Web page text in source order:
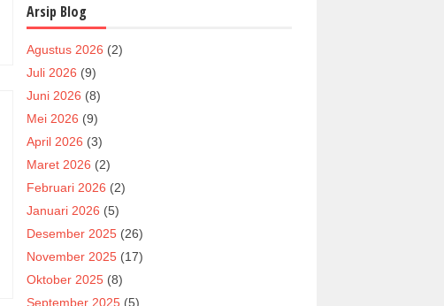
Arsip Blog
Agustus 2026 (2)
Juli 2026 (9)
Juni 2026 (8)
Mei 2026 (9)
April 2026 (3)
Maret 2026 (2)
Februari 2026 (2)
Januari 2026 (5)
Desember 2025 (26)
November 2025 (17)
Oktober 2025 (8)
September 2025 (5)